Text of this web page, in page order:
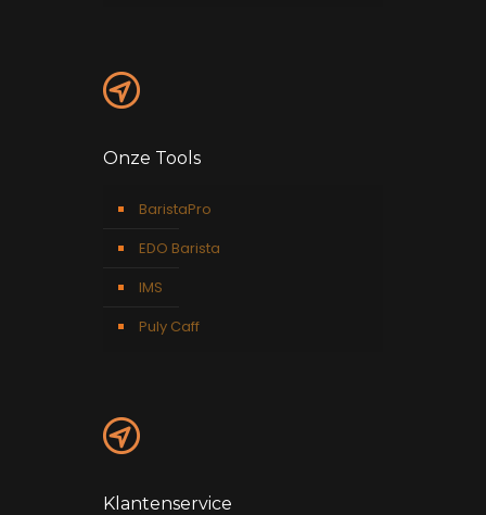
Onze Tools
BaristaPro
EDO Barista
IMS
Puly Caff
Klantenservice